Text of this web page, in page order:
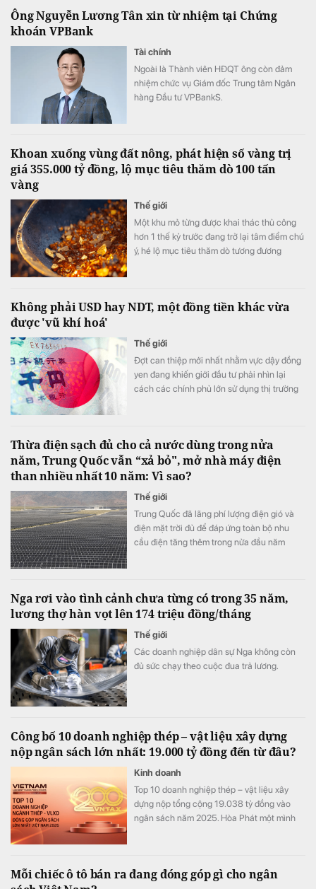
những đặc quyền cao nhất.
Ông Nguyễn Lương Tân xin từ nhiệm tại Chứng
khoán VPBank
Tài chính
Ngoài là Thành viên HĐQT ông còn đảm
nhiệm chức vụ Giám đốc Trung tâm Ngân
hàng Đầu tư VPBankS.
Khoan xuống vùng đất nông, phát hiện số vàng trị
giá 355.000 tỷ đồng, lộ mục tiêu thăm dò 100 tấn
vàng
Thế giới
Một khu mỏ từng được khai thác thủ công
hơn 1 thế kỷ trước đang trở lại tâm điểm chú
ý, hé lộ mục tiêu thăm dò tương đương
Không phải USD hay NDT, một đồng tiền khác vừa
được 'vũ khí hoá'
Thế giới
Đợt can thiệp mới nhất nhằm vực dậy đồng
yen đang khiến giới đầu tư phải nhìn lại
cách các chính phủ lớn sử dụng thị trường
Thừa điện sạch đủ cho cả nước dùng trong nửa
năm, Trung Quốc vẫn “xả bỏ", mở nhà máy điện
than nhiều nhất 10 năm: Vì sao?
Thế giới
Trung Quốc đã lãng phí lượng điện gió và
điện mặt trời đủ để đáp ứng toàn bộ nhu
cầu điện tăng thêm trong nửa đầu năm
Nga rơi vào tình cảnh chưa từng có trong 35 năm,
lương thợ hàn vọt lên 174 triệu đồng/tháng
Thế giới
Các doanh nghiệp dân sự Nga không còn
đủ sức chạy theo cuộc đua trả lương.
Công bố 10 doanh nghiệp thép – vật liệu xây dựng
nộp ngân sách lớn nhất: 19.000 tỷ đồng đến từ đâu?
Kinh doanh
Top 10 doanh nghiệp thép – vật liệu xây
dựng nộp tổng cộng 19.038 tỷ đồng vào
ngân sách năm 2025. Hòa Phát một mình
Mỗi chiếc ô tô bán ra đang đóng góp gì cho ngân